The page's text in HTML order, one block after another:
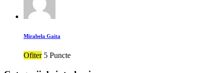
Mirabela Gaita
Ofiter 5 Puncte